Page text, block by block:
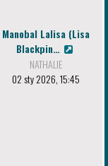
Manobal Lalisa (Lisa
Blackpin…
NATHALIE
02 sty 2026, 15:45